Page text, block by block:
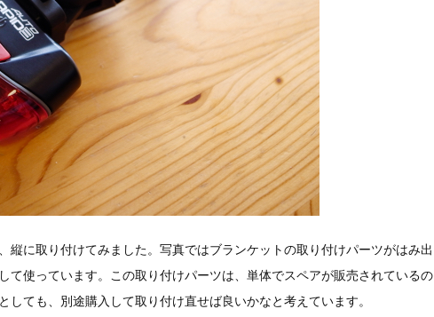
縦に取り付けてみました。写真ではブランケットの取り付けパーツがはみ出
て使っています。この取り付けパーツは、単体でスペアが販売されているの
しても、別途購入して取り付け直せば良いかなと考えています。